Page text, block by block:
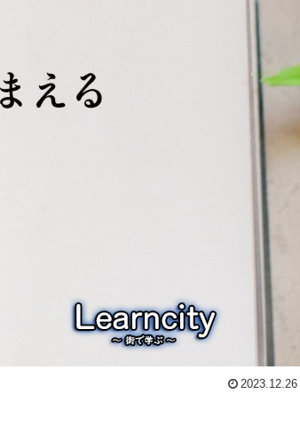
2023.12.26